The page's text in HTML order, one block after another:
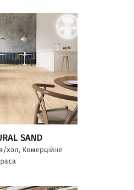
SAND
хол, Комерційне